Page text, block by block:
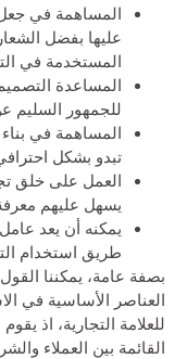
المساهمة في جعل
عليها بفضل
المستخدمة في
المساعدة
للجمهور السليم
المساهمة في بناء
تبدو بشكل
العمل على خلق
يسهل عليهم
يمكنه أن يعد
طريق استخدام
بصفة عامة، يمكننا
العناصر الأساسية في
للعلامة التجارية، اذ
القائمة بين العملاء